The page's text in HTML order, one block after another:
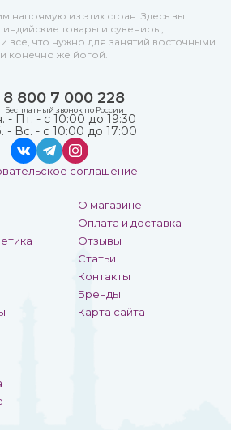
напрямую из этих стран. Здесь вы
товары и сувениры,
все, что нужно для занятий восточными
конечно же йогой.
О магазине
Оплата и доставка
Отзывы
Статьи
Контакты
Бренды
Карта сайта
8 800 7 000 228
Бесплатный звонок по России
- Пт. - с 10:00 до 19:30
- Вс. - с 10:00 до 17:00
соглашение